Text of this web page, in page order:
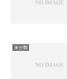
未分類